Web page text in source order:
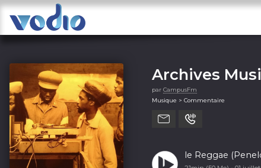
Archives
par CampusFm
Musique > Commentaire
le Reggae